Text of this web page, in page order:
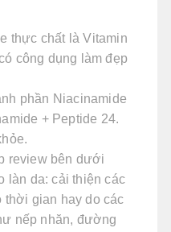
thực chất là Vitamin
công dụng làm đẹp
phần Niacinamide
+ Peptide 24.
review bên dưới
làn da: cải thiện các
thời gian hay do các
nếp nhăn, đường